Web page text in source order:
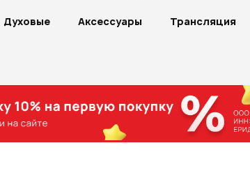
Духовые Аксессуары Трансляция